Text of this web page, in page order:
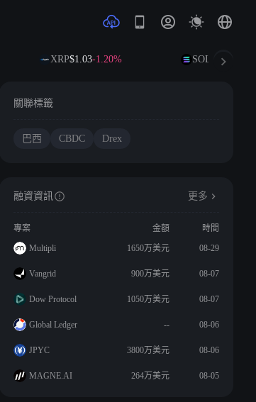
XRP$1.03-1.20% SOL$73.73
關聯標籤
巴西 CBDC Drex
融資資訊 更多
專案 金額
時間
Multipli
1650万美元 08-29
Vangrid 900万美元 08-07
Dow Protocol 1050万美元 08-07
Global Ledger -- 08-06
JPYC 3800万美元 08-06
MAGNE.AI 264万美元 08-05